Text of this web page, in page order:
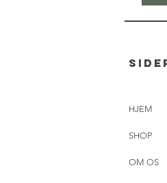
HJEM
SHOP
OM OS